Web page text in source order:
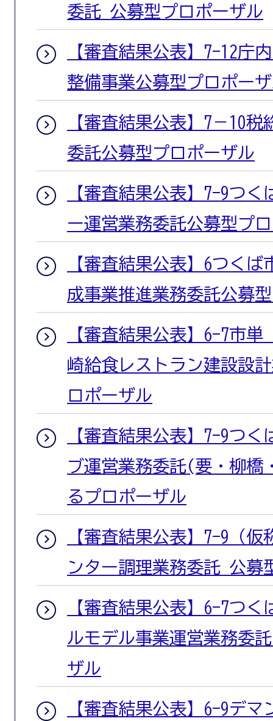
委託 公募型プロポーザル
【審査結果公表】7-12庁
整備事業公募型プロポー
【審査結果公表】7－10
委託公募型プロポーザル
【審査結果公表】7-9つ
ー運営業務委託公募型プ
【審査結果公表】6つく
成事業推進業務委託公募
【審査結果公表】6-7市
崎給食レストラン建設設
ロポーザル
【審査結果公表】7-9つ
ブ運営業務委託(要・柳橋
るプロポーザル
【審査結果公表】7-9（
ンター調理業務委託 公募
【審査結果公表】6-7つ
ルモデル事業運営業務委
ザル
【審査結果公表】6-9デ